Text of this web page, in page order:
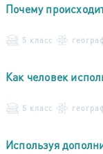
Почему
5 класс
Как человек
5 класс
Используя